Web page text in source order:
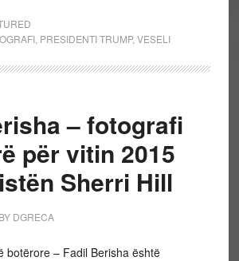
, PRESIDENTI TRUMP, VESELI
– fotografi
për vitin 2015
Sherri Hill
BY DGRECA
botërore – Fadil Berisha është